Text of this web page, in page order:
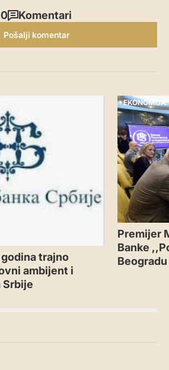
0 Komentari
Pošalji komentar
trajno
ambijent i
Srbije
EKONOMIJA
Premijer
Banke
Beogradu